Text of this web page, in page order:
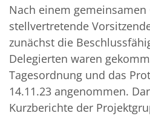
Nach einem
stellvertretende
zunächst die
Delegierten waren
Tagesordnung und das
14.11.23 angenommen.
Kurzberichte der